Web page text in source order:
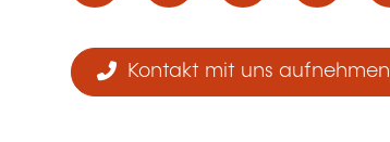
Kontakt mit uns aufnehmen